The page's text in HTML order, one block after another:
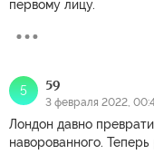
первому лицу.
5 59
3 февраля 2022,
Лондон давно
наворованного.